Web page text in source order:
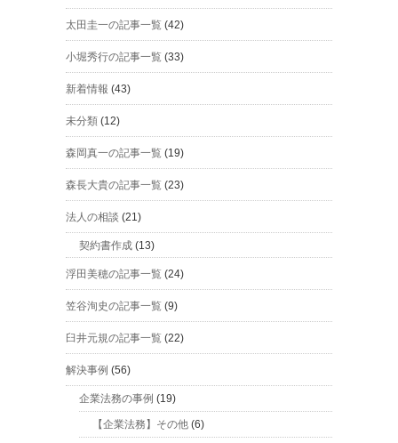
太田圭一の記事一覧 (42)
小堀秀行の記事一覧 (33)
新着情報 (43)
未分類 (12)
森岡真一の記事一覧 (19)
森長大貴の記事一覧 (23)
法人の相談 (21)
契約書作成 (13)
浮田美穂の記事一覧 (24)
笠谷洵史の記事一覧 (9)
臼井元規の記事一覧 (22)
解決事例 (56)
企業法務の事例 (19)
【企業法務】その他 (6)